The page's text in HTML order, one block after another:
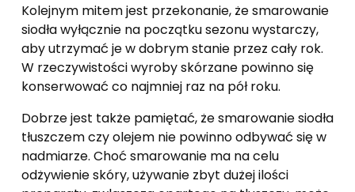
Kolejnym mitem jest przekonanie, że smarowanie
siodła wyłącznie na początku sezonu wystarczy,
aby utrzymać je w dobrym stanie przez cały rok.
W rzeczywistości wyroby skórzane powinno się
konserwować co najmniej raz na pół roku.
Dobrze jest także pamiętać, że smarowanie siodła
tłuszczem czy olejem nie powinno odbywać się w
nadmiarze. Choć smarowanie ma na celu
odżywienie skóry, używanie zbyt dużej ilości